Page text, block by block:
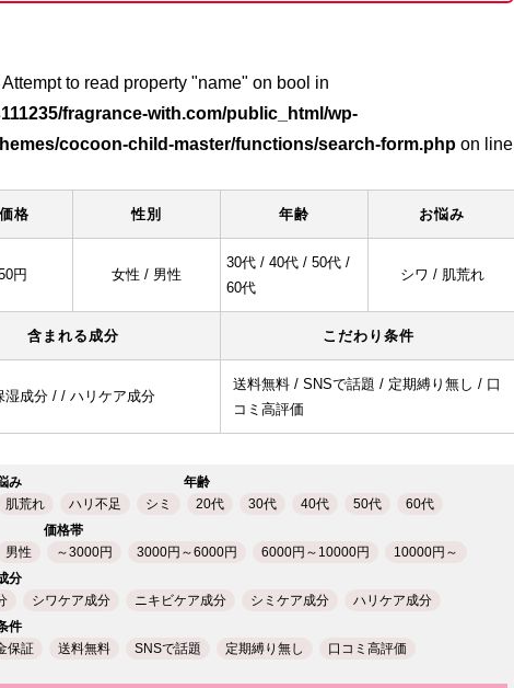
Attempt to read property "name" on bool in
fragrance-with.com/public_html/wp-
cocoon-child-master/functions/search-form.php on line
格
円
性別
女性 / 男性
年齢
30代 / 40代 / 50代 /
60代
お悩み
シワ / 肌荒れ
含まれる成分
湿成分 / / ハリケア成分
こだわり条件
送料無料 / SNSで話題 / 定期縛り無し / 口
コミ高評価
み
肌荒れ ハリ不足 シミ
年齢
20代
30代 40代 50代
60代
男性
価格帯
～3000円
3000円～6000円 6000円～10000円
10000円～
分
シワケア成分 ニキビケア成分 シミケア成分
ハリケア成分
件
保証
送料無料 SNSで話題 定期縛り無し 口コミ高評価